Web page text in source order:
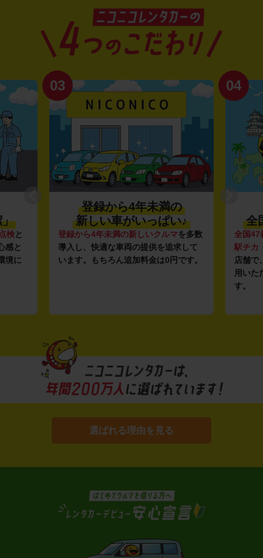
」
検と
感と
境に
03
登録から4年未満の
新しい車がいっぱい♪
登録から4年未満の新しいクルマを多数
導入し、快適な車両の提供を追求して
います。もちろん追加料金は0円です。
04
全
全国47
駅チカ
店舗で
用いた
す。
選ばれる理由を見る